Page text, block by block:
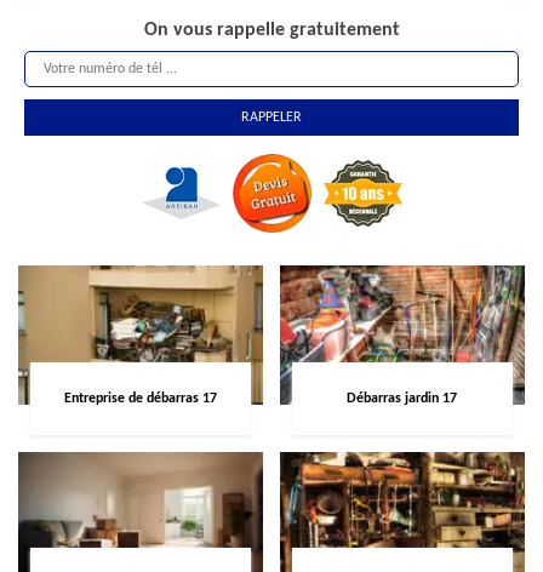
On vous rappelle gratuitement
Entreprise de débarras 17 Débarras jardin 17